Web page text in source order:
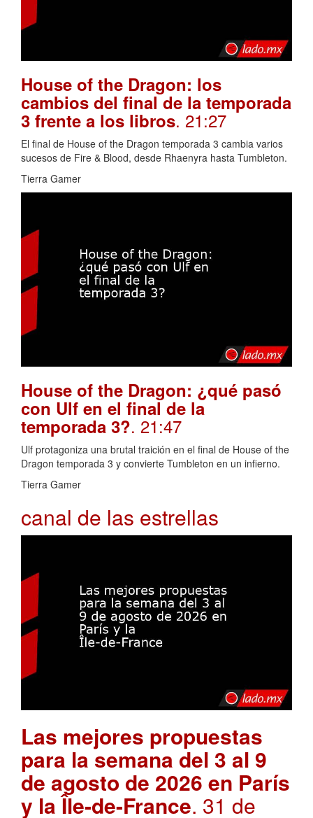
House of the Dragon: los
cambios del final de la temporada
3 frente a los libros. 21:27
El final de House of the Dragon temporada 3 cambia varios
sucesos de Fire & Blood, desde Rhaenyra hasta Tumbleton.
Tierra Gamer
House of the Dragon: ¿qué pasó
con Ulf en el final de la
temporada 3?. 21:47
Ulf protagoniza una brutal traición en el final de House of the
Dragon temporada 3 y convierte Tumbleton en un infierno.
Tierra Gamer
canal de las estrellas
Las mejores propuestas
para la semana del 3 al 9
de agosto de 2026 en París
y la Île-de-France. 31 de